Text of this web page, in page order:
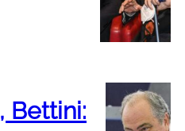
Bettini: